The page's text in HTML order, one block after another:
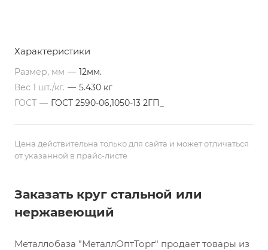
Характеристики
Размер, мм — 12мм.
Вес 1 шт./кг. — 5.430 кг
ГОСТ — ГОСТ 2590-06,1050-13 2ГП_
Цена действительна только для сайта и может отличаться
от указанной в прайс-листе
Заказать круг стальной или
нержавеющий
Металлобаза "МеталлОптТорг" продает товары из